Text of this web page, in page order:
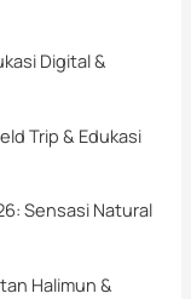
Digital &
Trip & Edukasi
Sensasi Natural
Halimun &